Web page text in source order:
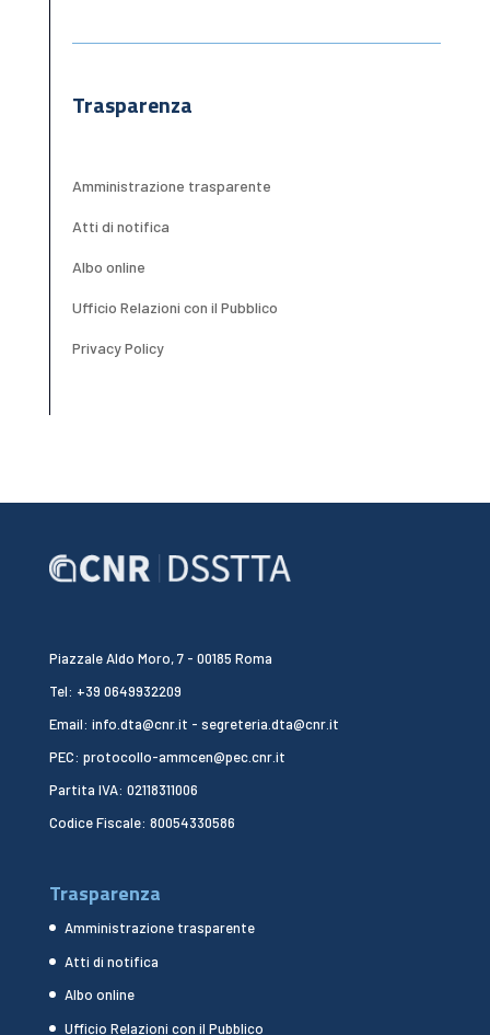
Trasparenza
Amministrazione trasparente
Atti di notifica
Albo online
Ufficio Relazioni con il Pubblico
Privacy Policy
Piazzale Aldo Moro, 7 - 00185 Roma
Tel: +39 0649932209
Email: info.dta@cnr.it - segreteria.dta@cnr.it
PEC: protocollo-ammcen@pec.cnr.it
Partita IVA: 02118311006
Codice Fiscale: 80054330586
Trasparenza
Amministrazione trasparente
Atti di notifica
Albo online
Ufficio Relazioni con il Pubblico